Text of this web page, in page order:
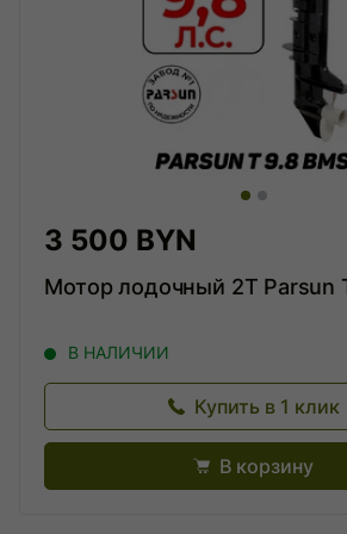
3 500 BYN
Мотор лодочный 2Т Parsun
В НАЛИЧИИ
Купить в 1 клик
В корзину